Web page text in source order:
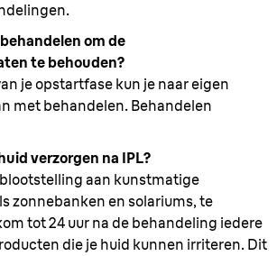
om de
te behouden?
je opstartfase kun je naar eigen
met behandelen. Behandelen
verzorgen na IPL?
aan kunstmatige
zonnebanken en solariums, te
tot 24 uur na de behandeling iedere
die je huid kunnen irriteren. Dit